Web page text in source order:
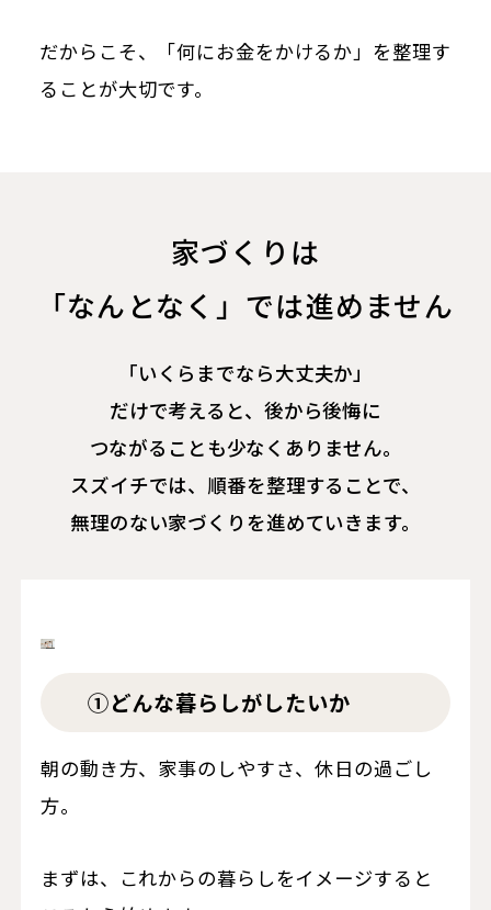
だからこそ、「何にお金をかけるか」を整理す
ることが大切です。
家づくりは
「なんとなく」では進めません
「いくらまでなら大丈夫か」
だけで考えると、後から後悔に
つながることも少なくありません。
スズイチでは、順番を整理することで、
無理のない家づくりを進めていきます。
①どんな暮らしがしたいか
朝の動き方、家事のしやすさ、休日の過ごし
方。
まずは、これからの暮らしをイメージすると